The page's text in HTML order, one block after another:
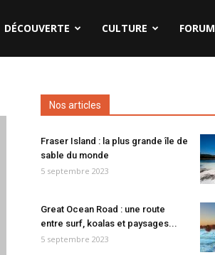
DÉCOUVERTE CULTURE FORUM
Nos articles
Fraser Island : la plus grande île de
sable du monde
5 septembre 2023
Great Ocean Road : une route
entre surf, koalas et paysages...
5 septembre 2023